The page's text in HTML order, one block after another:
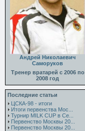
Андрей Николаевич
Саморуков
Тренер вратарей с 2006 по
2008 год
Последние статьи
ЦСКА-98 - итоги
Итоги первенства Мос...
Турнир MILK CUP в Се...
Первенство Москвы 20...
Первенство Москвы 20...